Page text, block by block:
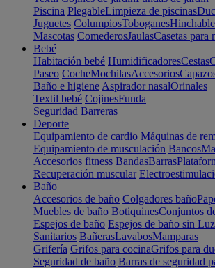
Piscina PlegableLimpieza de piscinas
Juguetes ColumpiosToboganes
Mascotas ComederosJaulasCasetas para
Bebé
Habitación bebé HumidificadoresCestas
Paseo CocheMochilasAccesorios
Baño e higiene Aspirador nasalOrinales
Textil bebé CojinesFunda
Seguridad Barreras
Deporte
Equipamiento de cardio Máquinas de
Equipamiento de musculación Bancos
Accesorios fitness BandasBarras
Recuperación muscular
Baño
Accesorios de baño Colgadores baño
Muebles de baño BotiquinesConjuntos
Espejos de baño Espejos de baño sin Luz
Sanitarios BañerasLavabosMamparas
Grifería Grifos para cocinaGrifos para
Seguridad de baño Barras de seguridad